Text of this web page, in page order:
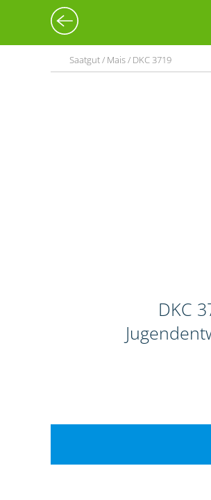
Saatgut / Mais / DKC 3719
DKC